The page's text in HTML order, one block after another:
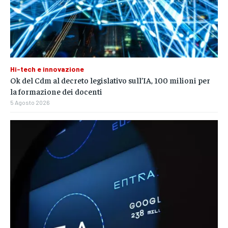
Hi-tech e innovazione
Ok del Cdm al decreto legislativo sull’IA, 100 milioni per
la formazione dei docenti
5 Agosto 2026